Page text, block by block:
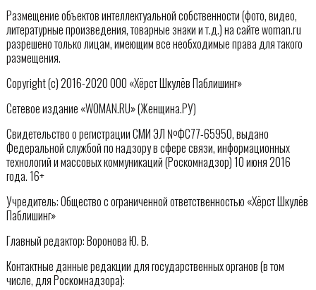
Размещение объектов интеллектуальной собственности (фото, видео,
литературные произведения, товарные знаки и т.д.) на сайте woman.ru
разрешено только лицам, имеющим все необходимые права для такого
размещения.
Copyright (с) 2016-2020 ООО «Хёрст Шкулёв Паблишинг»
Сетевое издание «WOMAN.RU» (Женщина.РУ)
Свидетельство о регистрации СМИ ЭЛ №ФС77-65950, выдано
Федеральной службой по надзору в сфере связи, информационных
технологий и массовых коммуникаций (Роскомнадзор) 10 июня 2016
года. 16+
Учредитель: Общество с ограниченной ответственностью «Хёрст Шкулёв
Паблишинг»
Главный редактор: Воронова Ю. В.
Контактные данные редакции для государственных органов (в том
числе, для Роскомнадзора):